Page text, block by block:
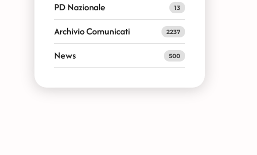
PD Nazionale 13
Archivio Comunicati 2237
News 500